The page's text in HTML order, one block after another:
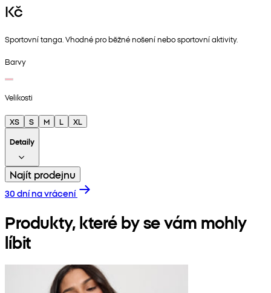
Kč
Sportovní tanga. Vhodné pro běžné nošení nebo sportovní aktivity.
Barvy
Velikosti
XS S M L
XL
Detaily
Najít prodejnu
30 dní na vrácení
Produkty, které by se vám mohly
líbit